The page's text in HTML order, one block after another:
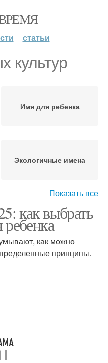
статьи
культур
Имя для ребенка
Экологичные имена
Имена при выборе
Показать все
как выбрать
как можно
принципы.